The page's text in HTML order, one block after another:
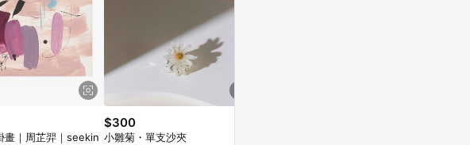
畫｜周芷羿｜seekin
$300
小雛菊・單支沙夾